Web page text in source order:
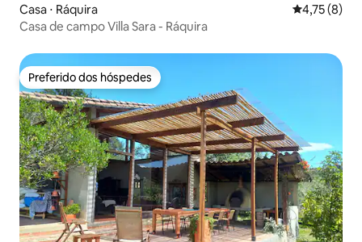
Casa ⋅ Ráquira 4,75 de
4,75 (8)
Casa de campo Villa Sara - Ráquira
Preferido dos hóspedes
Preferido dos hóspedes